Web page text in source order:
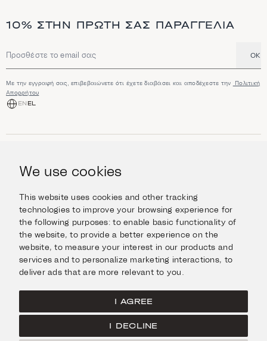
We use cookies
This website uses cookies and other tracking
technologies to improve your browsing experience for
the following purposes:to enable basic functionality of
the website,to provide a better experience on the
website,to measure your interest in our products and
services and to personalize marketing interactions, to
deliver ads that are more relevant to you
I AGREE
I DECLINE
10% ΣΤΗΝ ΠΡΏΤΗ ΣΑΣ ΠΑΡΑΓΓΕΛΊΑ
Διεύθυνση email OK
Με την εγγραφή σας, επιβεβαιώνετε ότι έχετε διαβάσει και αποδέχεστε την
Πολιτική
Απορρήτου
EN EL
Κοσμήματα
Ρολόγια
Ταξιδέψτε με Στυλ
ΠΛΗΡΟΦΟΡΊΕΣ
Βοήθεια και Ερωτήσεις
Αποστολές και επιστροφές
Επικοινωνήστε μαζί μας
ΣΧΕΤΙΚΆ ΜΕ ΕΜΆΣ
Η οικογένεια Ιμάνογλου
Τα καταστήματά μας
Facebook
Instagram
ΝΟΜΙΚΆ
Όροι χρήσης
Πολιτική Cookies